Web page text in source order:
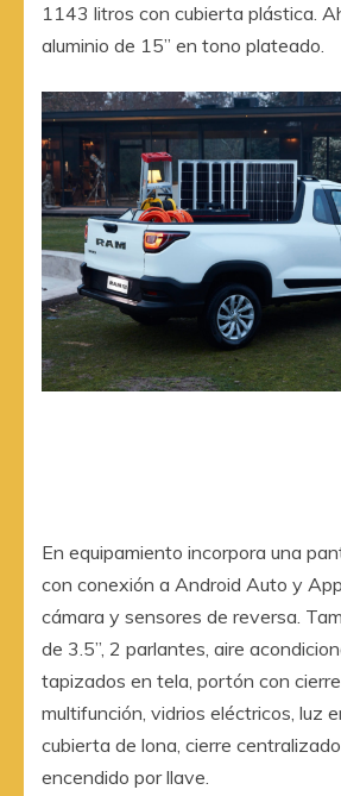
1143 litros con cubierta plástica.
aluminio de 15” en tono plateado.
En equipamiento incorpora una
con conexión a Android Auto y
cámara y sensores de reversa.
de 3.5”, 2 parlantes, aire
tapizados en tela, portón con
multifunción, vidrios eléctricos, luz
cubierta de lona, cierre
encendido por llave.